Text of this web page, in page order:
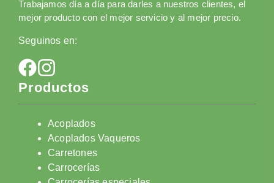
Trabajamos día a día para darles a nuestros clientes, el
mejor producto con el mejor servicio y al mejor precio.
Seguinos en:
Productos
Acoplados
Acoplados Vaqueros
Carretones
Carrocerías